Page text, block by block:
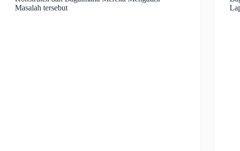
Masalah tersebut